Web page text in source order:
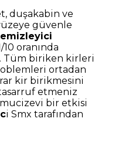
duşakabin ve
güvenle
oranında
Tüm biriken kirleri
ortadan
kir birikmesini
etmeniz
mucizevi bir etkisi
i Smx tarafından